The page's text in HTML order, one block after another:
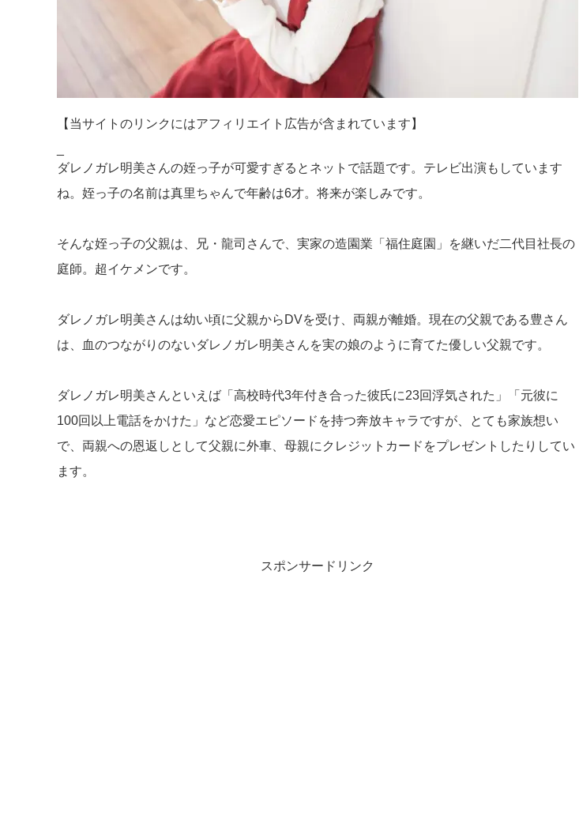
【当サイトのリンクにはアフィリエイト広告が含まれています】
ダレノガレ明美さんの姪っ子が可愛すぎるとネットで話題です。テレビ出演もしています
ね。姪っ子の名前は真里ちゃんで年齢は6才。将来が楽しみです。
そんな姪っ子の父親は、兄・龍司さんで、実家の造園業「福住庭園」を継いだ二代目社長の
庭師。超イケメンです。
ダレノガレ明美さんは幼い頃に父親からDVを受け、両親が離婚。現在の父親である豊さん
は、血のつながりのないダレノガレ明美さんを実の娘のように育てた優しい父親です。
ダレノガレ明美さんといえば「高校時代3年付き合った彼氏に23回浮気された」「元彼に
100回以上電話をかけた」など恋愛エピソードを持つ奔放キャラですが、とても家族想い
で、両親への恩返しとして父親に外車、母親にクレジットカードをプレゼントしたりしてい
ます。
スポンサードリンク